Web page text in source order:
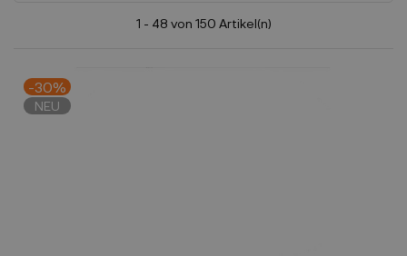
1 - 48 von 150 Artikel(n)
-30%
NEU